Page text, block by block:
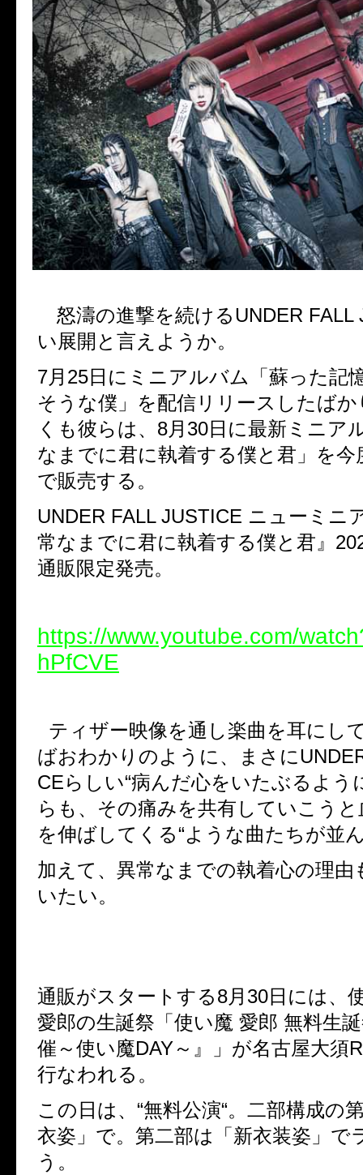
怒濤の進撃を続けるUNDER FALL
い展開と言えようか。
7月 25日にミニアルバム「蘇った記
そうな僕」を配信リリースしたば
くも彼らは、 8月 30日に最新ミニア
なまでに君に執着する僕と君」を今
で販売する。
UNDER FALL JUSTICE ニューミニ
常なまでに君に執着する僕と君』
通販限定発売。
https://www.youtube.com/
hPfCVE
ティザー映像を通し楽曲を耳にし
ばおわかりのように、まさに
CEらしい“病んだ心をいたぶるよう
らも、その痛みを共有していこう
を伸ばしてくる“ような曲たちが並
加えて、異常なまでの執着心の理由
いたい。
通販がスタートする8月 30日には、
愛郎の生誕祭「使い魔 愛郎 無料生
催～使い魔DAY～』」が名古屋大須
行なわれる。
この日は、 “無料公演“。二部構成の
衣姿」で。第二部は「新衣装姿」で
う。